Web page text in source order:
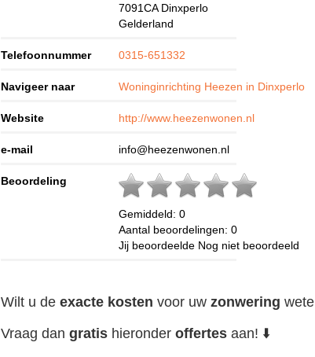
7091CA Dinxperlo
Gelderland
Telefoonnummer 0315-651332
Navigeer naar Woninginrichting Heezen in Dinxperlo
Website http://www.heezenwonen.nl
e-mail info@heezenwonen.nl
Beoordeling
Gemiddeld:0
Aantal beoordelingen:0
Jij beoordeelde Nog niet beoordeeld
Wilt u deexacte kosten voor uwzonwering
Vraag dangratis hieronderoffertes aan! ⬇️